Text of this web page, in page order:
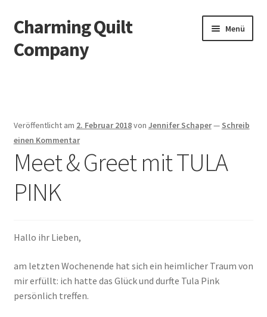
Zur
Navigation
springen
Zum
Inhalt
springen
Charming Quilt
Company
Menü
Blog
Datenschutzbelehrung
Datenschutzerklärung
Impressum
Impressum
Kasse
Veröffentlicht am 2. Februar 2018von Jennifer Schaper— Schreib
einen Kommentar
Meet & Greet mit TULA
PINK
Hallo ihr Lieben,
am letzten Wochenende hat sich ein heimlicher Traum von
mir erfüllt: ich hatte das Glück und durfte Tula Pink
persönlich treffen.